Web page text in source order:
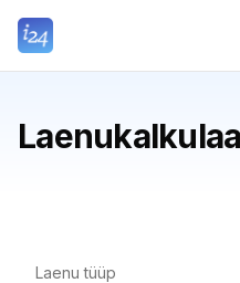
Laenu tüüp